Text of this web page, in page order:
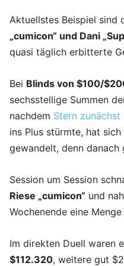
Aktuellstes Beispiel sind
„cumicon“ und Dani
quasi täglich erbitterte
Bei Blinds von $100/
sechsstellige Summen
nachdem Stern zunächst
ins Plus stürmte, hat
gewandelt, denn
Session um Session
Riese „cumicon“ und
Wochenende eine
Im direkten Duell waren
$112.320, weitere gut